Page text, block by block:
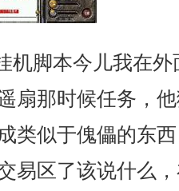
机脚本今儿我在
扇那时候任务，
类似于傀儡的东
易区了该说什么